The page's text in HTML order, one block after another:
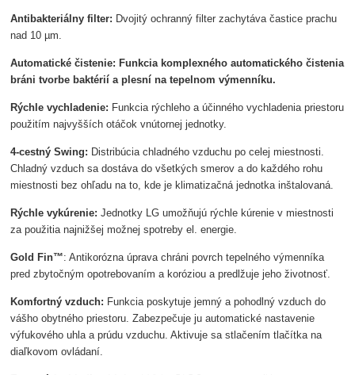
Antibakteriálny filter: Dvojitý ochranný filter zachytáva častice prachu
nad 10 µm.
Automatické čistenie: Funkcia komplexného automatického čistenia
bráni tvorbe baktérií a plesní na tepelnom výmenníku.
Rýchle vychladenie: Funkcia rýchleho a účinného vychladenia priestoru
použitím najvyšších otáčok vnútornej jednotky.
4-cestný Swing: Distribúcia chladného vzduchu po celej miestnosti.
Chladný vzduch sa dostáva do všetkých smerov a do každého rohu
miestnosti bez ohľadu na to, kde je klimatizačná jednotka inštalovaná.
Rýchle vykúrenie: Jednotky LG umožňujú rýchle kúrenie v miestnosti
za použitia najnižšej možnej spotreby el. energie.
Gold Fin™: Antikorózna úprava chráni povrch tepelného výmenníka
pred zbytočným opotrebovaním a koróziou a predlžuje jeho životnosť.
Komfortný vzduch: Funkcia poskytuje jemný a pohodlný vzduch do
vášho obytného priestoru. Zabezpečuje ju automatické nastavenie
výfukového uhla a prúdu vzduchu. Aktivuje sa stlačením tlačítka na
diaľkovom ovládaní.